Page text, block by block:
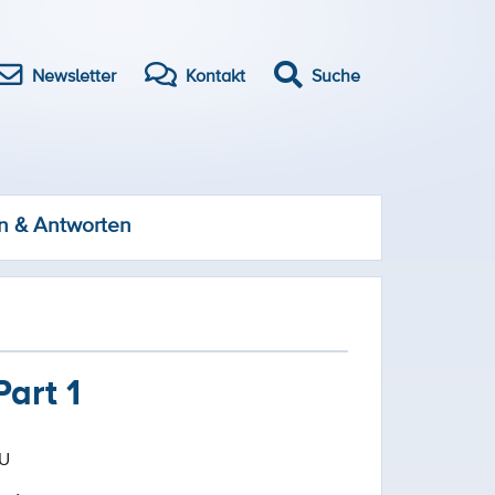
Newsletter Kontakt Suche
& Antworten
1